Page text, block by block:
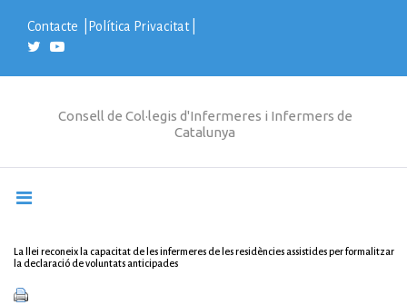
t
Contacte Política Privacitat|
Consell de Col·legis d'Infermeres i Infermers de
Catalunya
La llei reconeix la capacitat de les infermeres de les residències assistides per formalitzar
la declaració de voluntats anticipades